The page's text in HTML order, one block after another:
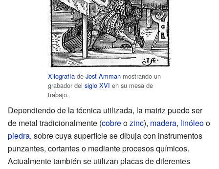
Xilografía de Jost Amman mostrando un
grabador del siglo XVI en su mesa de
trabajo.
Dependiendo de la técnica utilizada, la matriz puede ser
de metal tradicionalmente (cobreozinc), madera, linóleoo
piedra, sobre cuya superficie se dibuja con instrumentos
punzantes, cortantes o mediante procesos químicos.
Actualmente también se utilizan placas de diferentes